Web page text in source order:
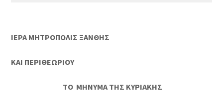
ΙΕΡΑ ΜΗΤΡΟΠΟΛΙΣ ΞΑΝΘΗΣ
ΚΑΙ ΠΕΡΙΘΕΩΡΙΟΥ
ΤΟ ΜΗΝΥΜΑ ΤΗΣ ΚΥΡΙΑΚΗΣ